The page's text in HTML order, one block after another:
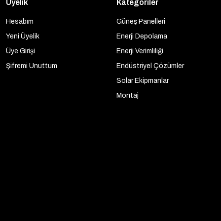
Üyelik
Hesabım
Yeni Üyelik
Üye Girişi
Şifremi Unuttum
Kategoriler
Güneş Panelleri
Enerji Depolama
Enerji Verimliliği
Endüstriyel Çözümler
Solar Ekipmanlar
Montaj